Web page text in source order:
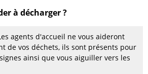
à décharger ?
agents d'accueil ne vous aideront
de vos déchets, ils sont présents pour
ainsi que vous aiguiller vers les